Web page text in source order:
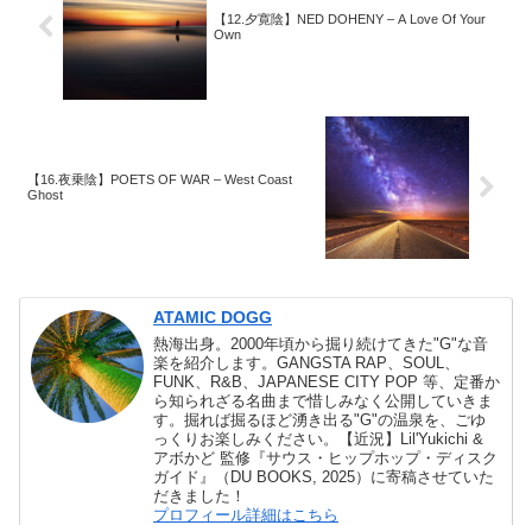
【12.夕寛陰】NED DOHENY – A Love Of Your
Own
【16.夜乗陰】POETS OF WAR – West Coast
Ghost
ATAMIC DOGG
熱海出身。2000年頃から掘り続けてきた"G"な音
楽を紹介します。GANGSTA RAP、SOUL、
FUNK、R&B、JAPANESE CITY POP 等、定番か
ら知られざる名曲まで惜しみなく公開していきま
す。掘れば掘るほど湧き出る"G"の温泉を、ごゆ
っくりお楽しみください。【近況】Lil'Yukichi &
アボかど 監修『サウス・ヒップホップ・ディスク
ガイド』（DU BOOKS, 2025）に寄稿させていた
だきました！
プロフィール詳細はこちら